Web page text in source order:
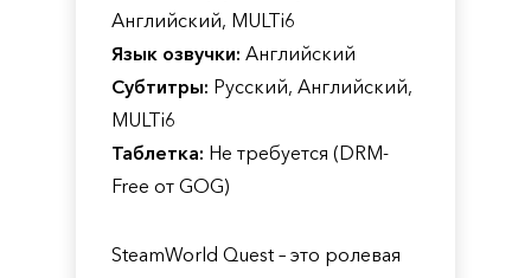
Английский, MULTi6
Язык озвучки: Английский
Субтитры: Русский, Английский,
MULTi6
Таблетка: Не требуется (DRM-
Free от GOG)
SteamWorld Quest – это ролевая